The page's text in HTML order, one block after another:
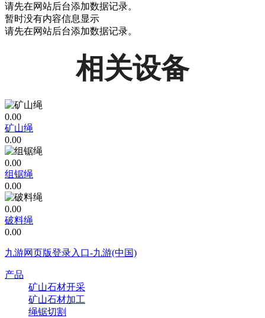
请先在网站后台添加数据记录。
暂时没有内容信息显示
请先在网站后台添加数据记录。
相关设备
0.00
矿山绳
0.00
0.00
组锯绳
0.00
0.00
破料绳
0.00
九游网页版登录入口-九游(中国)
产品
矿山石材开采
矿山石材加工
绳锯切割